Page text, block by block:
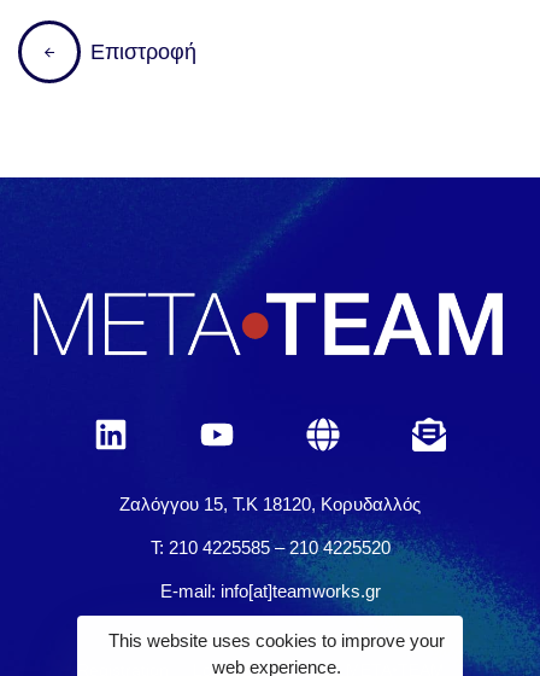
Επιστροφή
Ζαλόγγου 15, Τ.Κ 18120, Κορυδαλλός
Τ: 210 4225585 – 210 4225520
E-mail: info[at]teamworks.gr
Location - Venue
This website uses cookies to improve your
web experience.